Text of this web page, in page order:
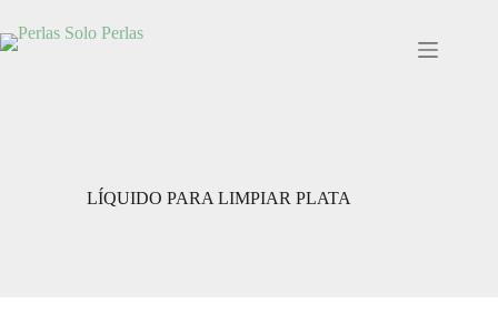
contenido
LÍQUIDO PARA LIMPIAR PLATA